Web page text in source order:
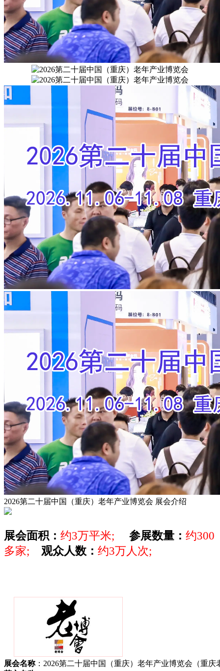
2026第二十届中国（重庆）老年产业博览会 展会介绍
展会面积： 约3万平米; 参展数量： 约300
多家; 观众人数： 约3万人次;
展会名称：2026第二十届中国（重庆）老年产业博览会（重庆